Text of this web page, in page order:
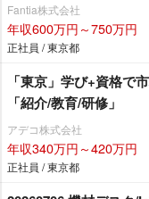
Fantia株式会社
年収600万円～750万円
正社員 / 東京都
「東京」学び+資格で
「紹介/教育/研修」
アデコ株式会社
年収340万円～420万円
正社員 / 東京都